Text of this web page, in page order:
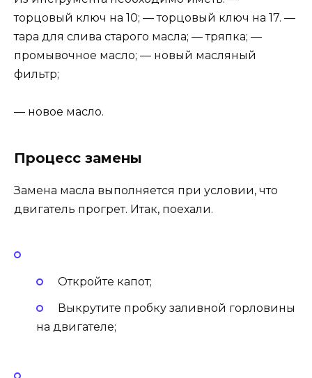
торцовый ключ на 10; — торцовый ключ на 17. —
тара для слива старого масла; — тряпка; —
промывочное масло; — новый масляный
фильтр;
— новое масло.
Процесс замены
Замена масла выполняется при условии, что
двигатель прогрет. Итак, поехали.
Откройте капот;
Выкрутите пробку заливной горловины
на двигателе;